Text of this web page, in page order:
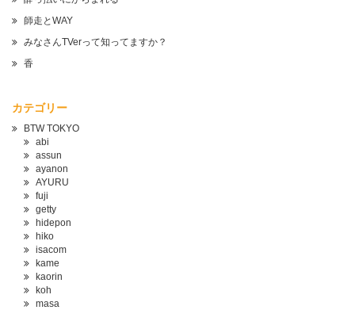
師走とWAY
みなさんTVerって知ってますか？
香
カテゴリー
BTW TOKYO
abi
assun
ayanon
AYURU
fuji
getty
hidepon
hiko
isacom
kame
kaorin
koh
masa